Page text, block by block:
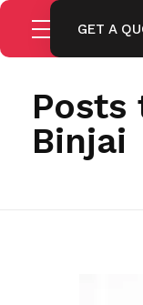
GET A
Home
Posts
Binjai